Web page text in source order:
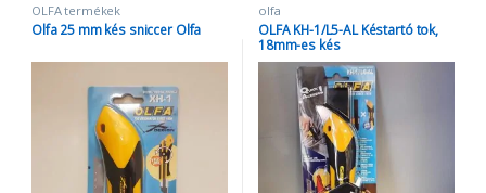
OLFA termékek
Olfa 25 mm kés sniccer Olfa
olfa
OLFA KH-1/L5-AL Késtartó tok,
18mm-es kés